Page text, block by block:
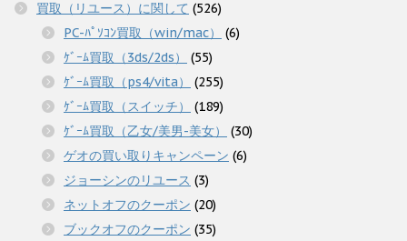
買取（リユース）に関して (526)
PC-ﾊﾟｿｺﾝ買取（win/mac）
(6)
ｹﾞｰﾑ買取（3ds/2ds）
(55)
ｹﾞｰﾑ買取（ps4/vita）
(255)
ｹﾞｰﾑ買取（スイッチ）
(189)
ｹﾞｰﾑ買取（乙女/美男-美女）
(30)
ゲオの買い取りキャンペーン (6)
ジョーシンのリユース (3)
ネットオフのクーポン (20)
ブックオフのクーポン (35)